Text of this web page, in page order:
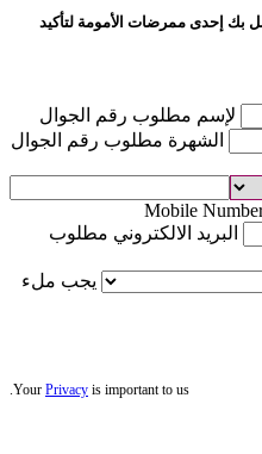
بك إحدى ممرضات الأمومة لتأكيد
لإسم مطلوب رقم الجوال
الشهرة مطلوب رقم الجوال
Mobile
البريد الالكتروني مطلوب
يجب ملء
Your Privacy is important to us.